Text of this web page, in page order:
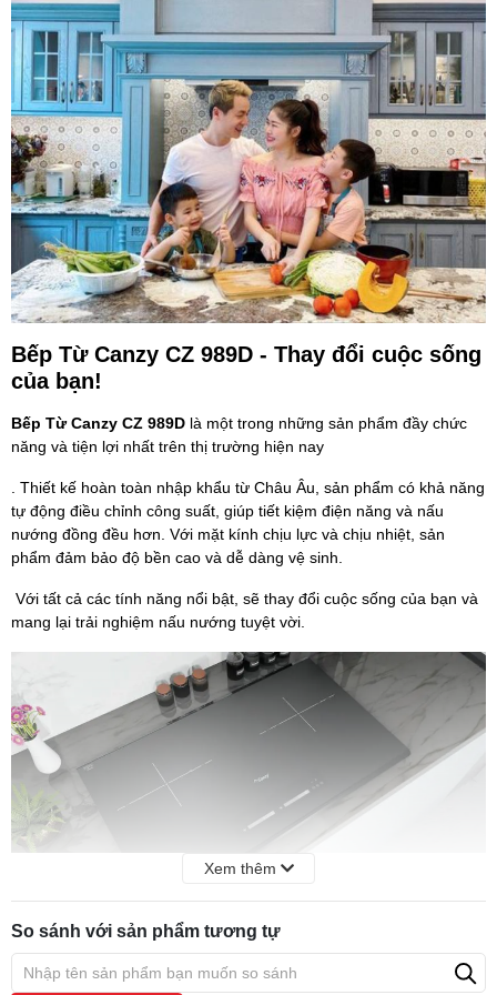
Bếp Từ Canzy CZ 989D - Thay đổi cuộc sống
của bạn!
Bếp Từ Canzy CZ 989D là một trong những sản phẩm đầy chức
năng và tiện lợi nhất trên thị trường hiện nay
. Thiết kế hoàn toàn nhập khẩu từ Châu Âu, sản phẩm có khả năng
tự động điều chỉnh công suất, giúp tiết kiệm điện năng và nấu
nướng đồng đều hơn. Với mặt kính chịu lực và chịu nhiệt, sản
phẩm đảm bảo độ bền cao và dễ dàng vệ sinh.
Với tất cả các tính năng nổi bật, sẽ thay đổi cuộc sống của bạn và
mang lại trải nghiệm nấu nướng tuyệt vời.
Các tính năng của Bếp Từ Canzy CZ 989D
Xem thêm
So sánh với sản phẩm tương tự